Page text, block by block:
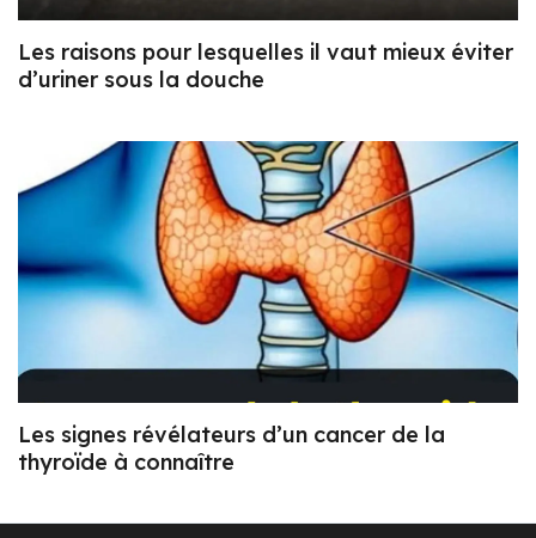
Les raisons pour lesquelles il vaut mieux éviter
d’uriner sous la douche
Les signes révélateurs d’un cancer de la
thyroïde à connaître